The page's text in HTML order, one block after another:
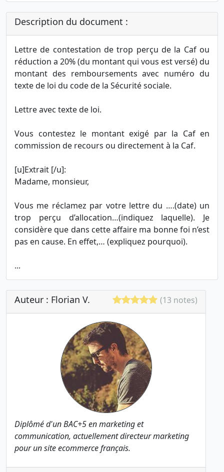
Description du document :
Lettre de contestation de trop perçu de la Caf ou
réduction a 20% (du montant qui vous est versé) du
montant des remboursements avec numéro du
texte de loi du code de la Sécurité sociale.
Lettre avec texte de loi.
Vous contestez le montant exigé par la Caf en
commission de recours ou directement à la Caf.
[u]Extrait [/u]:
Madame, monsieur,
Vous me réclamez par votre lettre du ….(date) un
trop perçu d’allocation…(indiquez laquelle). Je
considère que dans cette affaire ma bonne foi n’est
pas en cause. En effet,… (expliquez pourquoi).
...
Auteur : Florian V. (13 notes)
Diplômé d'un BAC+5 en marketing et
communication, actuellement directeur marketing
pour un site ecommerce français.